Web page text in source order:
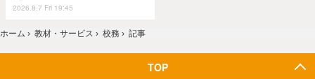
2026.8.7 Fri 19:45
ホーム › 教材・サービス › 校務 › 記事
TOP